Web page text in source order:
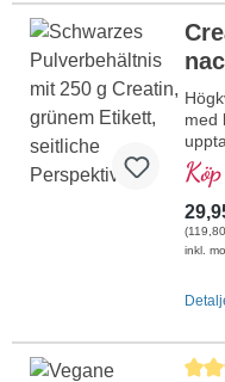
med
efter
med
inkl.